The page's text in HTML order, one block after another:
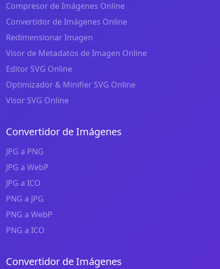
Compresor de Imágenes Online
Convertidor de Imágenes Online
Redimensionar Imagen
Visor de Metadatos de Imagen Online
Editor SVG Online
Optimizador & Minifier SVG Online
Visor SVG Online
Convertidor de Imágenes
JPG a PNG
JPG a WebP
JPG a ICO
PNG a JPG
PNG a WebP
PNG a ICO
Convertidor de Imágenes